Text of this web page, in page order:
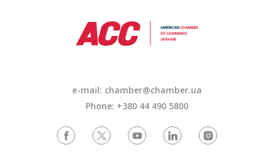
e-mail: chamber@chamber.ua
Phone: +380 44 490 5800